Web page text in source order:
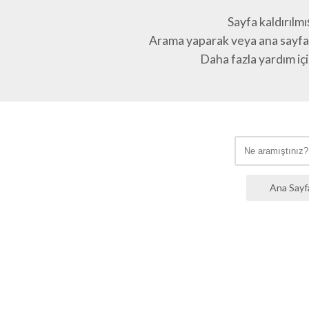
Sayfa
Arama yaparak veya ana
Daha fazla yardım
Ana